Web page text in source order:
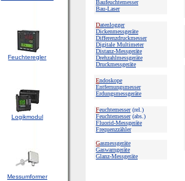
Feuchteregler
Logikmodul
Messumformer
Baufeuchtemesser
Bau-Laser
Datenlogger
Dickenmessgeräte
Differenzdruckmesser
Digitale Multimeter
Distanz-Messgeräte
Drehzahlmessgeräte
Druckmessgeräte
Endoskope
Entfernungsmesser
Erdungsmessgeräte
Feuchtemesser (rel.)
Feuchtemesser(abs.)
Fluorid-Messgeräte
Frequenzzähler
Gasmessgeräte
Gaswarngeräte
Glanz-Messgeräte